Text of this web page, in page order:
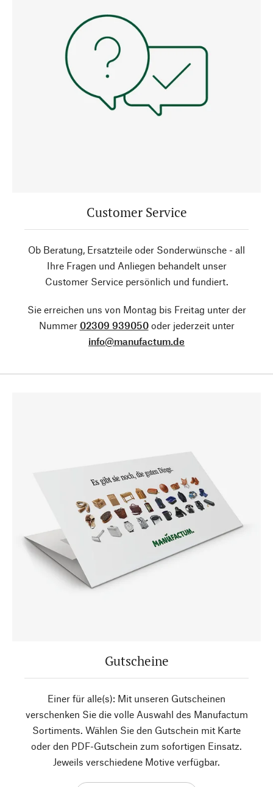
Customer Service
Ob Beratung, Ersatzteile oder Sonderwünsche - all
Ihre Fragen und Anliegen behandelt unser
Customer Service persönlich und fundiert.
Sie erreichen uns von Montag bis Freitag unter der
Nummer 02309 939050oder jederzeit unter
info@manufactum.de
Gutscheine
Einer für alle(s): Mit unseren Gutscheinen
verschenken Sie die volle Auswahl des Manufactum
Sortiments. Wählen Sie den Gutschein mit Karte
oder den PDF-Gutschein zum sofortigen Einsatz.
Jeweils verschiedene Motive verfügbar.